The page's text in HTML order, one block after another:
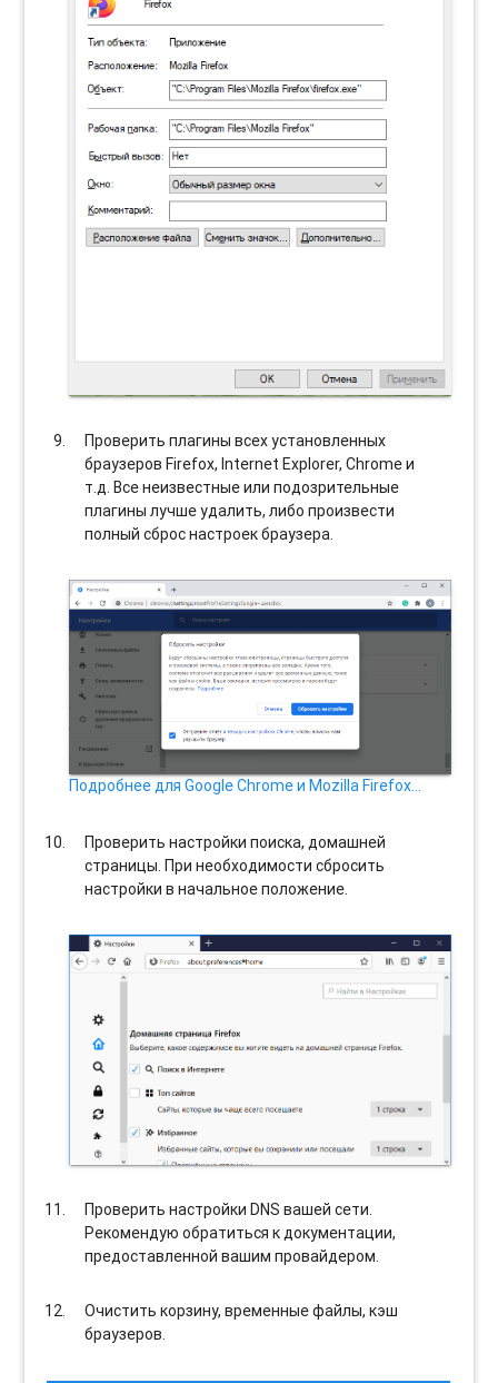
Проверить плагины всех установленных
браузеров Firefox, Internet Explorer, Chrome и
т.д. Все неизвестные или подозрительные
плагины лучше удалить, либо произвести
полный сброс настроек браузера.
Подробнее для Google Chrome и Mozilla Firefox…
Проверить настройки поиска, домашней
страницы. При необходимости сбросить
настройки в начальное положение.
Проверить настройки DNS вашей сети.
Рекомендую обратиться к документации,
предоставленной вашим провайдером.
Очистить корзину, временные файлы, кэш
браузеров.